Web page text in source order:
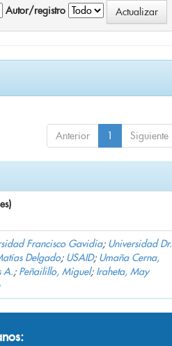
Autor/registro
Anterior 1 Siguiente
Francisco Gavidia; Universidad Dr.
Delgado; USAID; Umaña Cerna,
A.; Peñailillo, Miguel; Iraheta, May